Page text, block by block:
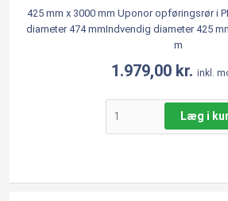
425 mm x 3000 mm Uponor opføringsrør i
diameter 474 mmIndvendig diameter 425
m
1.979,00 kr. inkl.
Læg i